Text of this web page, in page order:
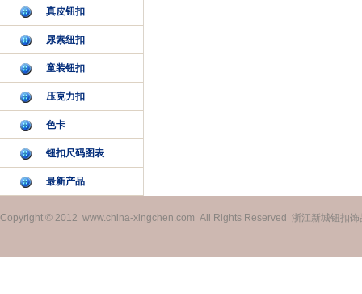
真皮钮扣
尿素纽扣
童装钮扣
压克力扣
色卡
钮扣尺码图表
最新产品
Copyright © 2012 www.china-xingchen.com All Rights Reserved 浙江新城钮扣